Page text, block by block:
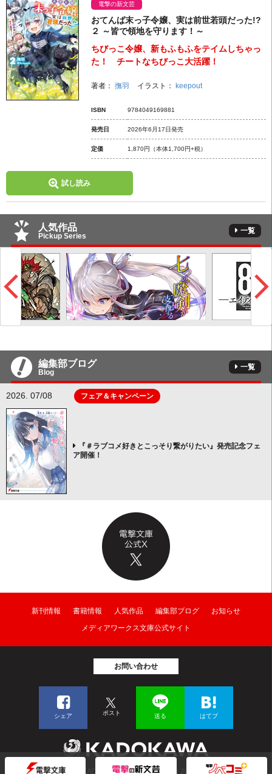
電撃の新文芸
おてんば末っ子令嬢、実は前世若頭だった!?
２ ～皆で領地を守ります！～
ちびっこ令嬢、新もふもふをテイムしちゃっ
た！ チートなちびっこ大活躍！
著者： 撫羽 イラスト： keepout
ISBN 9784049169881
発売日 2026年6月17日発売
定価 1,870円 （本体1,700円+税）
試し読み
人気作品
Pickup Series
一覧
編集部ブログ
Blog
一覧
2026. 07/08 フェア＆キャンペーン
『＃ラブコメ好きとこっそり繋がりたい』発売記念フェ
ア開催！
新刊情報 書籍情報 人気作品 編集部ブログ
お知らせ
メディアワークス文庫公式サイト
お問い合わせ
シェア ポスト 送る はてブ
© KADOKAWA CORPORATION 2026